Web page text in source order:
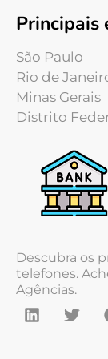
Principais
São Paulo
Rio de
Minas Gerais
Distrito
Descubra os
telefones.
Agências.